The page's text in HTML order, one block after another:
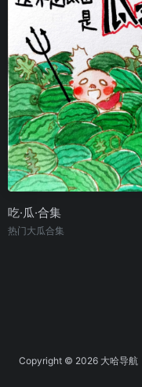
吃·瓜·合集
热门大瓜合集
Copyright © 2026 大哈导航